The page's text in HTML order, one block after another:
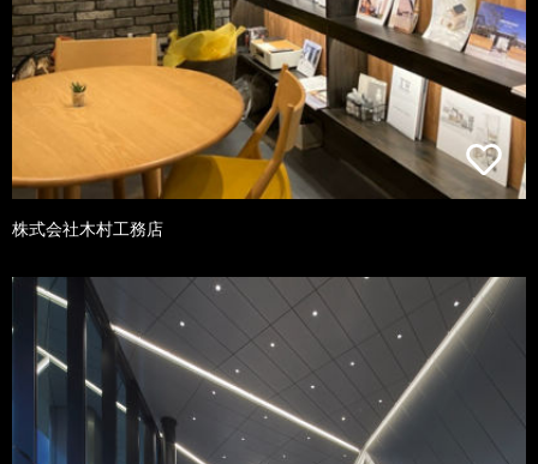
株式会社木村工務店